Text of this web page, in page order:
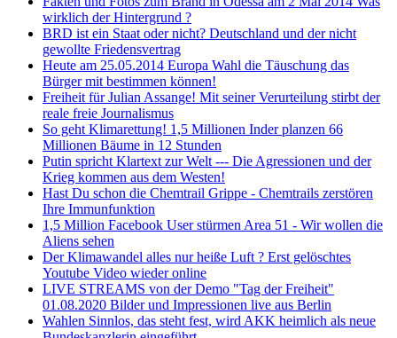
wirklich der Hintergrund ?
BRD ist ein Staat oder nicht? Deutschland und der nicht
gewollte Friedensvertrag
Heute am 25.05.2014 Europa Wahl die Täuschung das
Bürger mit bestimmen können!
Freiheit für Julian Assange! Mit seiner Verurteilung stirbt der
reale freie Journalismus
So geht Klimarettung! 1,5 Millionen Inder planzen 66
Millionen Bäume in 12 Stunden
Putin spricht Klartext zur Welt --- Die Agressionen und der
Krieg kommen aus dem Westen!
Hast Du schon die Chemtrail Grippe - Chemtrails zerstören
Ihre Immunfunktion
1,5 Million Facebook User stürmen Area 51 - Wir wollen die
Aliens sehen
Der Klimawandel alles nur heiße Luft ? Erst gelöschtes
Youtube Video wieder online
LIVE STREAMS von der Demo "Tag der Freiheit"
01.08.2020 Bilder und Impressionen live aus Berlin
Wahlen Sinnlos, das steht fest, wird AKK heimlich als neue